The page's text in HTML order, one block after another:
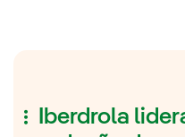
Iberdrola